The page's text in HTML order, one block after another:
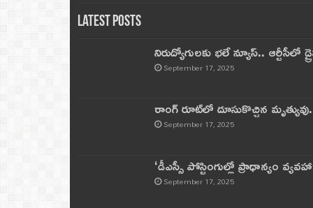
Latest Posts
నిరుద్యోగులకు భలే న్యూస్.. ఆర్టీసీలో
September 17, 2025
రాంగ్ రూట్‌లో దూసుకొచ్చిన
September 17, 2025
‘డీఎస్సీ పోస్టింగుల్లో ప్రాధాన్యం
September 17, 2025